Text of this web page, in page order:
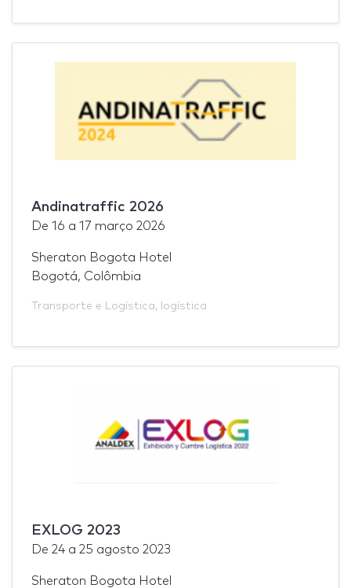
Andinatraffic 2026
De 16 a 17 março 2026
Sheraton Bogota Hotel
Bogotá, Colômbia
Transporte e Logística, logística
EXLOG 2023
De 24 a 25 agosto 2023
Sheraton Bogota Hotel